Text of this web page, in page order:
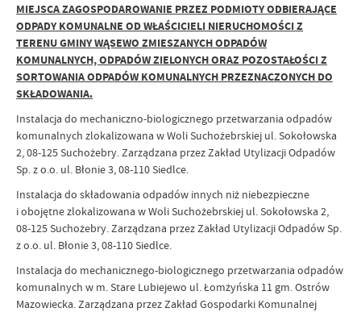
MIEJSCA ZAGOSPODAROWANIE PRZEZ PODMIOTY ODBIERAJĄCE
ODPADY KOMUNALNE OD WŁAŚCICIELI NIERUCHOMOŚCI Z
TERENU GMINY WĄSEWO ZMIESZANYCH ODPADÓW
KOMUNALNYCH, ODPADÓW ZIELONYCH ORAZ POZOSTAŁOŚCI Z
SORTOWANIA ODPADÓW KOMUNALNYCH PRZEZNACZONYCH DO
SKŁADOWANIA.
Instalacja do mechaniczno-biologicznego przetwarzania odpadów
komunalnych zlokalizowana w Woli Suchożebrskiej ul. Sokołowska
2, 08-125 Suchożebry. Zarządzana przez Zakład Utylizacji Odpadów
Sp. z o.o. ul. Błonie 3, 08-110 Siedlce.
Instalacja do składowania odpadów innych niż niebezpieczne
i obojętne zlokalizowana w Woli Suchożebrskiej ul. Sokołowska 2,
08-125 Suchożebry. Zarządzana przez Zakład Utylizacji Odpadów Sp.
z o.o. ul. Błonie 3, 08-110 Siedlce.
Instalacja do mechanicznego-biologicznego przetwarzania odpadów
komunalnych w m. Stare Lubiejewo ul. Łomżyńska 11 gm. Ostrów
Mazowiecka. Zarządzana przez Zakład Gospodarki Komunalnej